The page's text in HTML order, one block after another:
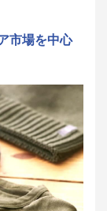
市場を中心